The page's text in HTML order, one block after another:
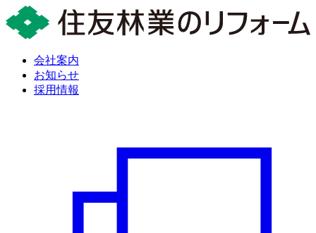
会社案内
お知らせ
採用情報